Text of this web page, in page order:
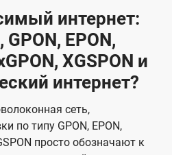
интернет:
EPON,
XGSPON и
интернет?
сеть,
по типу GPON, EPON,
просто обозначают к